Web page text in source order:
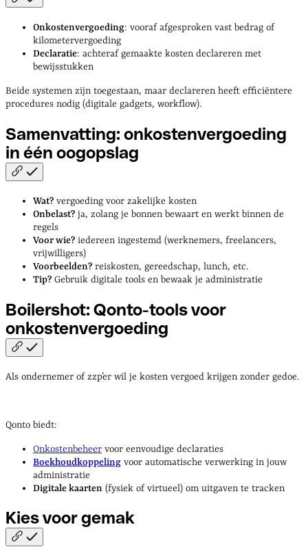
Onkostenvergoeding: vooraf afgesproken vast bedrag of
kilometervergoeding
Declaratie: achteraf gemaakte kosten declareren met
bewijsstukken
Beide systemen zijn toegestaan, maar declareren heeft efficiëntere
procedures nodig (digitale gadgets, workflow).
Samenvatting: onkostenvergoeding
in één oogopslag
Wat? vergoeding voor zakelijke kosten
Onbelast? ja, zolang je bonnen bewaart en werkt binnen de
regels
Voor wie? iedereen ingestemd (werknemers, freelancers,
vrijwilligers)
Voorbeelden? reiskosten, gereedschap, lunch, etc.
Tip? Gebruik digitale tools en bewaak je administratie
Boilershot: Qonto-tools voor
onkostenvergoeding
Als ondernemer of zzp’er wil je kosten vergoed krijgen zonder gedoe.
Qonto biedt:
Onkostenbeheer voor eenvoudige declaraties
Boekhoudkoppeling voor automatische verwerking in jouw
administratie
Digitale kaarten (fysiek of virtueel) om uitgaven te tracken
Kies voorgemak